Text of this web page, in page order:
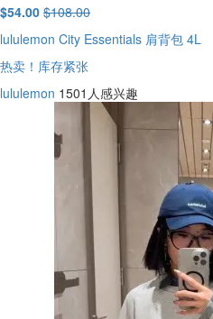
$54.00 $108.00
lululemon City Essentials 肩背包 4L
热卖！库存紧张
lululemon 1501人感兴趣